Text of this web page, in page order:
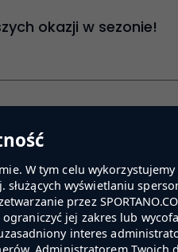
W tym celu
wyświetlaniu
przez
jej zakres lub
interes
okazji w sezonie!
usługi newsletter
cookies